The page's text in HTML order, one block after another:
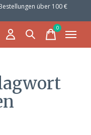
über 100 €
0items